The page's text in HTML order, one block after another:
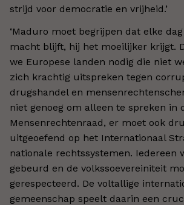
strijd voor democratie en vrijheid.’
‘Maduro moet begrijpen dat elke
macht blijft, hij het moeilijker krijgt.
we Europese landen nodig die niet
zich krachtig uitspreken tegen
drugshandel en
niet genoeg om alleen te spreken in
Mensenrechtenraad, er moet ook
uitgeoefend op het Internationaal
nationale rechtssystemen. Iedereen
gebeurd en de volkssoevereiniteit
gerespecteerd. De voltallige
gemeenschap speelt daarin een